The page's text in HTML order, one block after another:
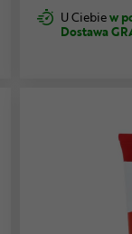
U Ciebiew
Dostawa